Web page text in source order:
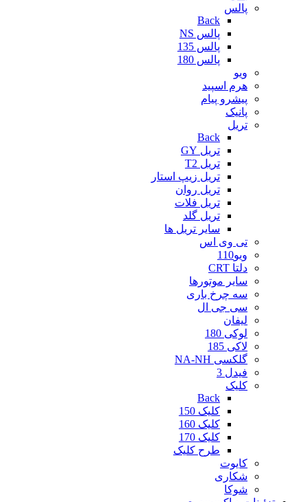
پالس
Back
پالس NS
پالس 135
پالس 180
ویو
هرم اسپید
پیشرو پیام
پانیک
تریل
Back
تریل GY
تریل T2
تریل زیپ استار
تریل روان
تریل فلات
تریل گلد
سایر تریل ها
تی وی اس
ویو110
دلتا CRT
سایر موتورها
سه چرخ باری
سی جی ال
لیفان
لوکی 180
لاکی 185
گلکسی NA-NH
فیدل 3
کلیک
Back
کلیک 150
کلیک 160
کلیک 170
طرح کلیک
کایوت
شکاری
شوکا